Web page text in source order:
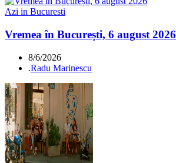
Azi in Bucuresti
Vremea în București, 6 august 2026
8/6/2026
.Radu Marinescu